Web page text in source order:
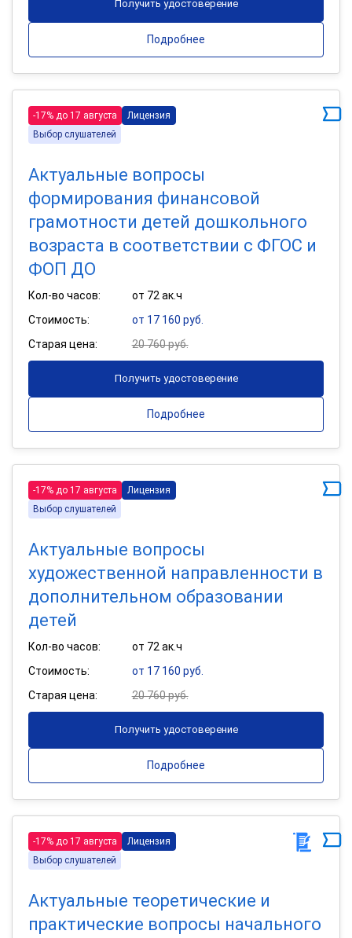
Получить удостоверение
Подробнее
-17% до 17 августа
Лицензия
Выбор слушателей
Актуальные вопросы
формирования финансовой
грамотности детей дошкольного
возраста в соответствии с ФГОС и
ФОП ДО
Кол-во часов:
от 72 ак.ч
Стоимость:
от 17 160 руб.
Старая цена:
20 760 руб.
Получить удостоверение
Подробнее
-17% до 17 августа
Лицензия
Выбор слушателей
Актуальные вопросы
художественной направленности в
дополнительном образовании
детей
Кол-во часов:
от 72 ак.ч
Стоимость:
от 17 160 руб.
Старая цена:
20 760 руб.
Получить удостоверение
Подробнее
-17% до 17 августа
Лицензия
Выбор слушателей
Актуальные теоретические и
практические вопросы начального